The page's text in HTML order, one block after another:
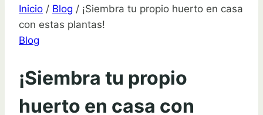
Inicio / Blog / ¡Siembra tu propio huerto en casa
con estas plantas!
Blog
¡Siembra tu propio
huerto en casa con